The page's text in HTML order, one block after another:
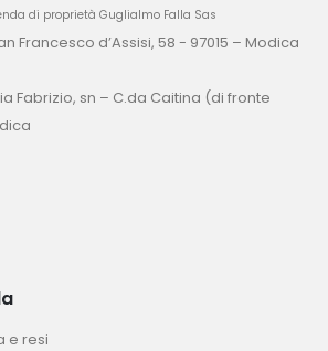
di proprietà Guglialmo Falla Sas
Francesco d’Assisi, 58 - 97015 – Modica
Fabrizio, sn – C.da Caitina (di fronte
e resi